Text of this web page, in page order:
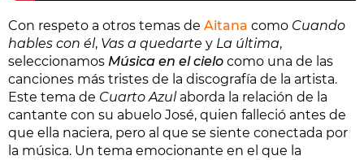
Con respeto a otros temas de Aitana como Cuando
hables con él, Vas a quedarte y La última,
seleccionamos Música en el cielo como una de las
canciones más tristes de la discografía de la artista.
Este tema de Cuarto Azul aborda la relación de la
cantante con su abuelo José, quien falleció antes de
que ella naciera, pero al que se siente conectada por
la música. Un tema emocionante en el que la